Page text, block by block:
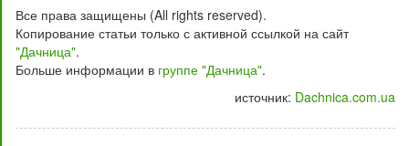
Все права защищены (All rights reserved).
Копирование статьи только с активной ссылкой на сайт
"Дачница".
Больше информации в группе "Дачница".
источник: Dachnica.com.ua